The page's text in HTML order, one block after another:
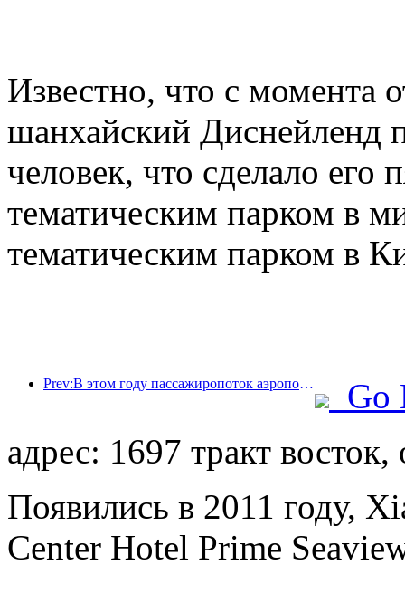
Известно, что с момента
шанхайский Диснейленд
человек, что сделало
тематическим парком в
тематическим парком в
Prev:В этом году пассажиропоток аэропорта Шэньчжэня превысил 3 миллиона человек, установив новый рекорд за аналогичный период.
Go
адрес: 1697 тракт
Появились в 2011 году,
Center Hotel Prime